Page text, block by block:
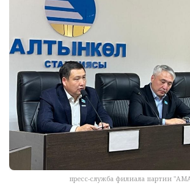
пресс-служба филиала партии